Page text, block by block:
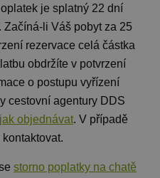
je splatný 22 dní
Začíná-li Váš pobyt za 25
rezervace celá částka
obdržíte v potvrzení
o postupu vyřízení
cestovní agentury DDS
jak objednávat. V případě
storno poplatky na chatě